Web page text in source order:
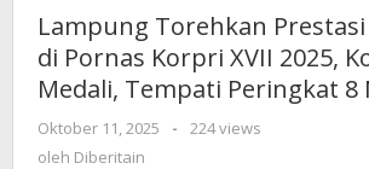
Prestasi
Gemilang
di
Pornas
Korpri
Lampung Torehkan
di Pornas Korpri XVII 2025,
Medali, Tempati Peringkat 8
Oktober 11, 2025
oleh
-
224 views
oleh Diberitain